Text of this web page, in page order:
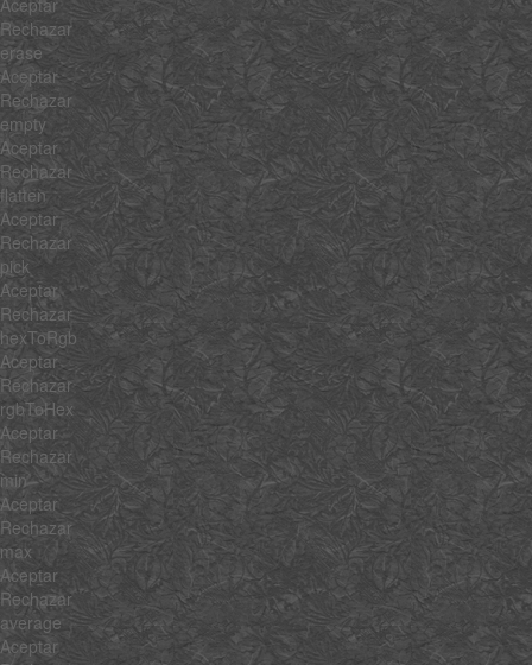
Rechazar
erase
Aceptar
Rechazar
empty
Aceptar
Rechazar
flatten
Aceptar
Rechazar
pick
Aceptar
Rechazar
hexToRgb
Aceptar
Rechazar
rgbToHex
Aceptar
Rechazar
min
Aceptar
Rechazar
max
Aceptar
Rechazar
average
Aceptar